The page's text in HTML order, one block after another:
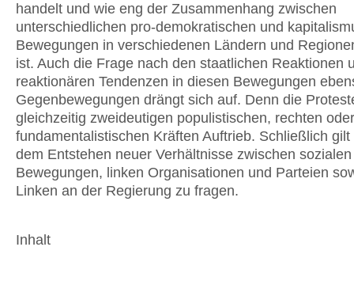
handelt und wie eng der Zusammenhang zwischen
unterschiedlichen pro-demokratischen und
Bewegungen in verschiedenen Ländern und
ist. Auch die Frage nach den staatlichen Reaktionen
reaktionären Tendenzen in diesen Bewegungen
Gegenbewegungen drängt sich auf. Denn die
gleichzeitig zweideutigen populistischen, rechten
fundamentalistischen Kräften Auftrieb. Schließlich gilt
dem Entstehen neuer Verhältnisse zwischen sozialen
Bewegungen, linken Organisationen und Parteien
Linken an der Regierung zu fragen.
Inhalt